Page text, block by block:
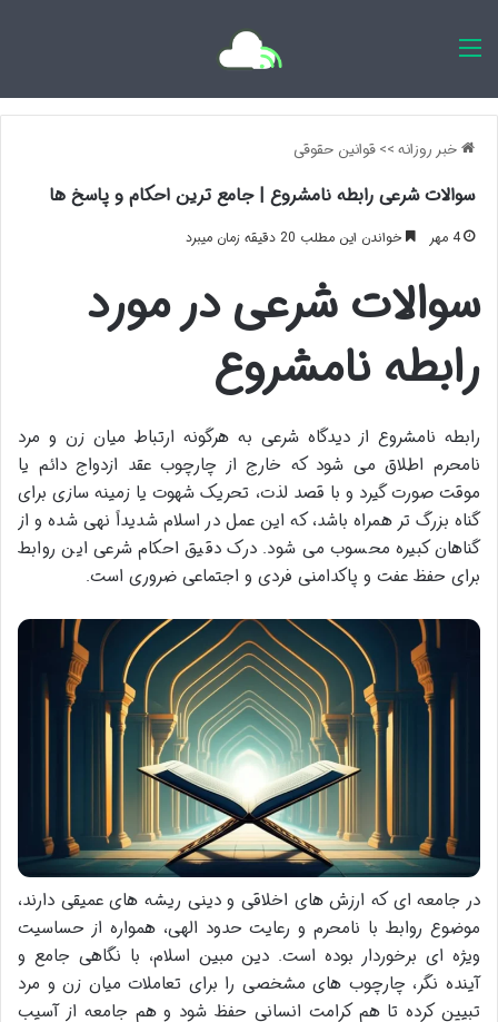
خبر روزانه>>قوانین حقوقی
سوالات شرعی رابطه نامشروع | جامع ترین احکام و پاسخ ها
4 مهر خواندن این مطلب 20 دقیقه زمان میبرد
سوالات شرعی در مورد
رابطه نامشروع
رابطه نامشروع از دیدگاه شرعی به هرگونه ارتباط میان زن و مرد
نامحرم اطلاق می شود که خارج از چارچوب عقد ازدواج دائم یا
موقت صورت گیرد و با قصد لذت، تحریک شهوت یا زمینه سازی برای
گناه بزرگ تر همراه باشد، که این عمل در اسلام شدیداً نهی شده و از
گناهان کبیره محسوب می شود. درک دقیق احکام شرعی این روابط
برای حفظ عفت و پاکدامنی فردی و اجتماعی ضروری است.
در جامعه ای که ارزش های اخلاقی و دینی ریشه های عمیقی دارند،
موضوع روابط با نامحرم و رعایت حدود الهی، همواره از حساسیت
ویژه ای برخوردار بوده است. دین مبین اسلام، با نگاهی جامع و
آینده نگر، چارچوب های مشخصی را برای تعاملات میان زن و مرد
تبیین کرده تا هم کرامت انسانی حفظ شود و هم جامعه از آسیب